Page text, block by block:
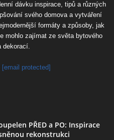
dávku inspirace, tipů a různých
svého domova a vytváření
formáty a způsoby, jak
mohlo zajímat ze světa bytového
dekorací.
[email protected]
PŘED a PO: Inspirace
rekonstrukci